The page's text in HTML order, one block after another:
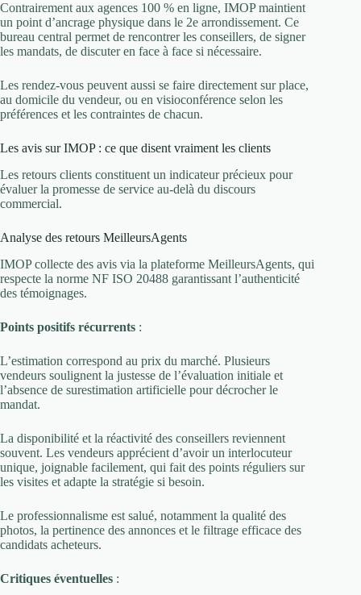
Contrairement aux agences 100 % en ligne, IMOP maintient
un point d’ancrage physique dans le 2e arrondissement. Ce
bureau central permet de rencontrer les conseillers, de signer
les mandats, de discuter en face à face si nécessaire.
Les rendez-vous peuvent aussi se faire directement sur place,
au domicile du vendeur, ou en visioconférence selon les
préférences et les contraintes de chacun.
Les avis sur IMOP : ce que disent vraiment les clients
Les retours clients constituent un indicateur précieux pour
évaluer la promesse de service au-delà du discours
commercial.
Analyse des retours MeilleursAgents
IMOP collecte des avis via la plateforme MeilleursAgents, qui
respecte la norme NF ISO 20488 garantissant l’authenticité
des témoignages.
Points positifs récurrents :
L’estimation correspond au prix du marché. Plusieurs
vendeurs soulignent la justesse de l’évaluation initiale et
l’absence de surestimation artificielle pour décrocher le
mandat.
La disponibilité et la réactivité des conseillers reviennent
souvent. Les vendeurs apprécient d’avoir un interlocuteur
unique, joignable facilement, qui fait des points réguliers sur
les visites et adapte la stratégie si besoin.
Le professionnalisme est salué, notamment la qualité des
photos, la pertinence des annonces et le filtrage efficace des
candidats acheteurs.
Critiques éventuelles :